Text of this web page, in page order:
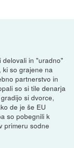
delovali in "uradno"
ki so grajene na
partnerstvo in
so si tile denarja
si dvorce,
de je še EU
so pobegnili k
primeru sodne